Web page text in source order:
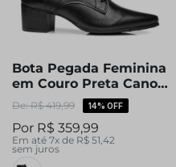
Bota Pegada Feminina
em Couro Preta Cano
Curto 280904-04
R$ 419,99 14% OFF
R$ 359,99
Em até 7x de R$ 51,42
sem juros